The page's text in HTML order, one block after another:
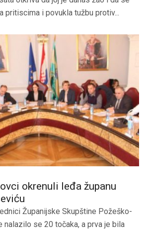
pritiscima i povukla tužbu protiv...
okrenuli leđa županu
Županijske Skupštine Požeško-
nalazilo se 20 točaka, a prva je bila